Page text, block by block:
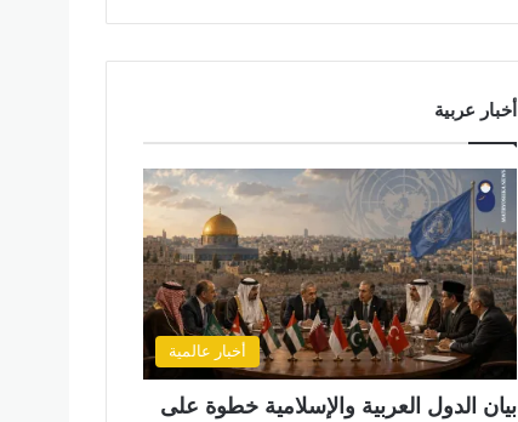
أخبار عربية
أخبار عالمية
بيان الدول العربية والإسلامية خطوة على